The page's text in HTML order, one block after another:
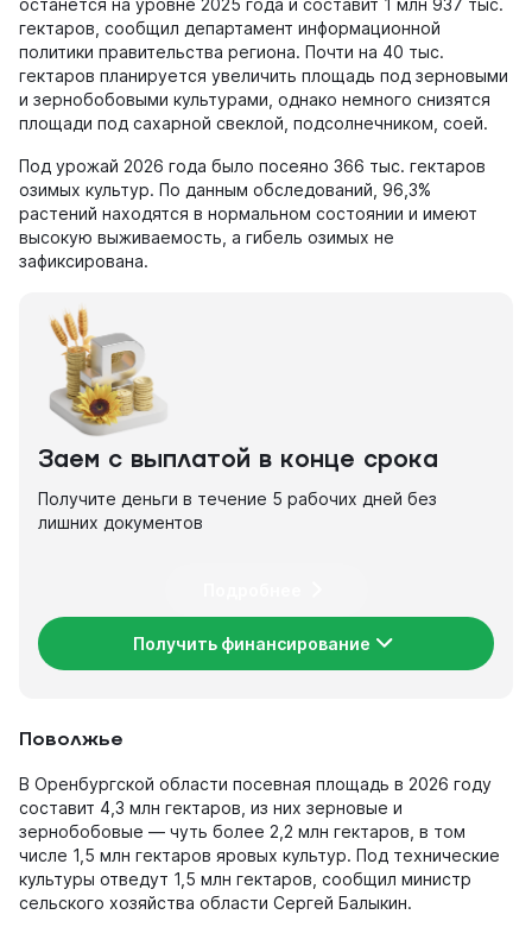
останется на уровне 2025 года и составит 1 млн 937 тыс.
гектаров, сообщил департамент информационной
политики правительства региона. Почти на 40 тыс.
гектаров планируется увеличить площадь под зерновыми
и зернобобовыми культурами, однако немного снизятся
площади под сахарной свеклой, подсолнечником, соей.
Под урожай 2026 года было посеяно 366 тыс. гектаров
озимых культур. По данным обследований, 96,3%
растений находятся в нормальном состоянии и имеют
высокую выживаемость, а гибель озимых не
зафиксирована.
Заем с выплатой в конце срока
Получите деньги в течение 5 рабочих дней без
лишних документов
Получить финансирование
Поволжье
В Оренбургской области посевная площадь в 2026 году
составит 4,3 млн гектаров, из них зерновые и
зернобобовые — чуть более 2,2 млн гектаров, в том
числе 1,5 млн гектаров яровых культур. Под технические
культуры отведут 1,5 млн гектаров, сообщил министр
сельского хозяйства области Сергей Балыкин.